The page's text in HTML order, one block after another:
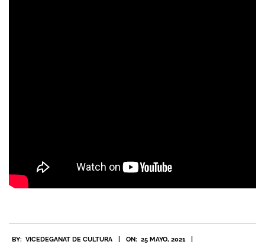
05-
BY: VICEDEGANAT DE CULTURA ON: 25 MAYO, 2021